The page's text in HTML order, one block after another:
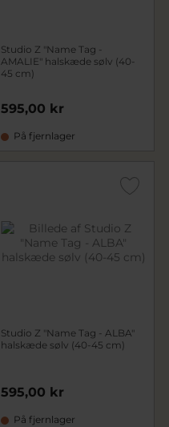
Studio Z "Name Tag -
AMALIE" halskæde sølv (40-
45 cm)
595,00 kr
På fjernlager
Studio Z "Name Tag - ALBA"
halskæde sølv (40-45 cm)
595,00 kr
På fjernlager